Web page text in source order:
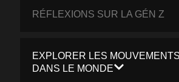
RÉFLEXIONS SUR LA GÉN Z
EXPLORER LES
DANS LE MONDE